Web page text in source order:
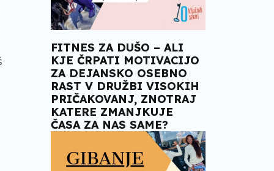
FITNES ZA DUŠO – ALI
KJE ČRPATI MOTIVACIJO
ZA DEJANSKO OSEBNO
RAST V DRUŽBI VISOKIH
PRIČAKOVANJ, ZNOTRAJ
KATERE ZMANJKUJE
ČASA ZA NAS SAME?